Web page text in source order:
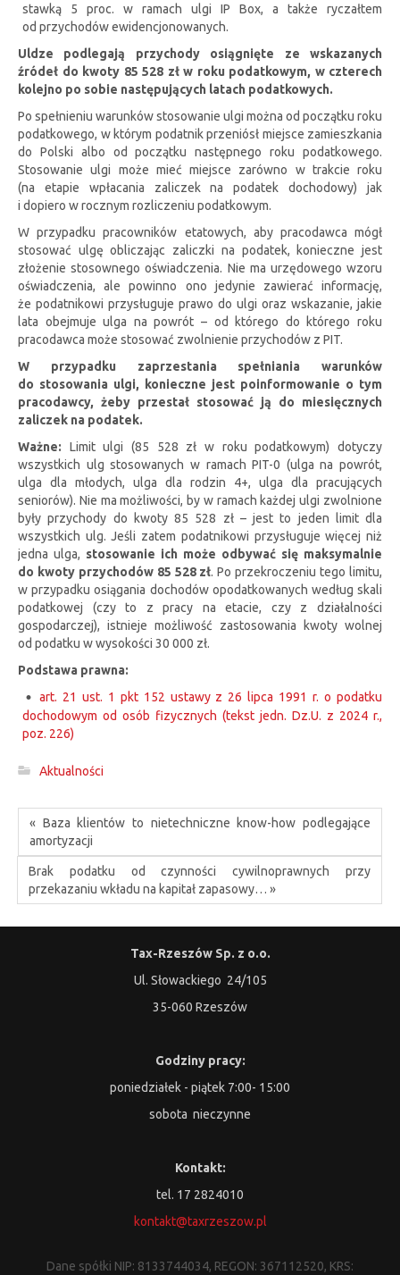
stawką 5 proc. w ramach ulgi IP Box, a także ryczałtem
od przychodów ewidencjonowanych.
Uldze podlegają przychody osiągnięte ze wskazanych
źródeł do kwoty 85 528 zł w roku podatkowym, w czterech
kolejno po sobie następujących latach podatkowych.
Po spełnieniu warunków stosowanie ulgi można od początku roku
podatkowego, w którym podatnik przeniósł miejsce zamieszkania
do Polski albo od początku następnego roku podatkowego.
Stosowanie ulgi może mieć miejsce zarówno w trakcie roku
(na etapie wpłacania zaliczek na podatek dochodowy) jak
i dopiero w rocznym rozliczeniu podatkowym.
W przypadku pracowników etatowych, aby pracodawca mógł
stosować ulgę obliczając zaliczki na podatek, konieczne jest
złożenie stosownego oświadczenia. Nie ma urzędowego wzoru
oświadczenia, ale powinno ono jedynie zawierać informację,
że podatnikowi przysługuje prawo do ulgi oraz wskazanie, jakie
lata obejmuje ulga na powrót – od którego do którego roku
pracodawca może stosować zwolnienie przychodów z PIT.
W przypadku zaprzestania spełniania warunków
do stosowania ulgi, konieczne jest poinformowanie o tym
pracodawcy, żeby przestał stosować ją do miesięcznych
zaliczek na podatek.
Ważne: Limit ulgi (85 528 zł w roku podatkowym) dotyczy
wszystkich ulg stosowanych w ramach PIT-0 (ulga na powrót,
ulga dla młodych, ulga dla rodzin 4+, ulga dla pracujących
seniorów). Nie ma możliwości, by w ramach każdej ulgi zwolnione
były przychody do kwoty 85 528 zł – jest to jeden limit dla
wszystkich ulg. Jeśli zatem podatnikowi przysługuje więcej niż
jedna ulga, stosowanie ich może odbywać się maksymalnie
do kwoty przychodów 85 528 zł. Po przekroczeniu tego limitu,
w przypadku osiągania dochodów opodatkowanych według skali
podatkowej (czy to z pracy na etacie, czy z działalności
gospodarczej), istnieje możliwość zastosowania kwoty wolnej
od podatku w wysokości 30 000 zł.
Podstawa prawna:
art. 21 ust. 1 pkt 152 ustawy z 26 lipca 1991 r. o podatku
dochodowym od osób fizycznych (tekst jedn. Dz.U. z 2024 r.,
poz. 226)
Aktualności
« Baza klientów to nietechniczne know-how podlegające
amortyzacji
Brak podatku od czynności cywilnoprawnych przy
przekazaniu wkładu na kapitał zapasowy… »
Tax-Rzeszów Sp. z o.o.
Ul. Słowackiego 24/105
35-060 Rzeszów
Godziny pracy:
poniedziałek - piątek 7:00- 15:00
sobota nieczynne
Kontakt:
tel. 17 2824010
kontakt@taxrzeszow.pl
Dane spółki NIP: 8133744034, REGON: 367112520, KRS: